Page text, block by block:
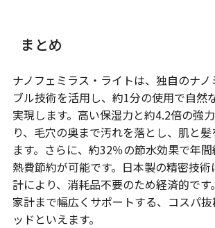
まとめ
ナノフェミラス・ライトは、独自のナノ
ブル技術を活用し、約1分の使用で自然
実現します。高い保湿力と約4.2倍の強
り、毛穴の奥まで汚れを落とし、肌と
ます。さらに、約32％の節水効果で年
熱費節約が可能です。日本製の精密技
計により、消耗品不要のため経済的です
家計まで幅広くサポートする、コスパ
ッドといえます。